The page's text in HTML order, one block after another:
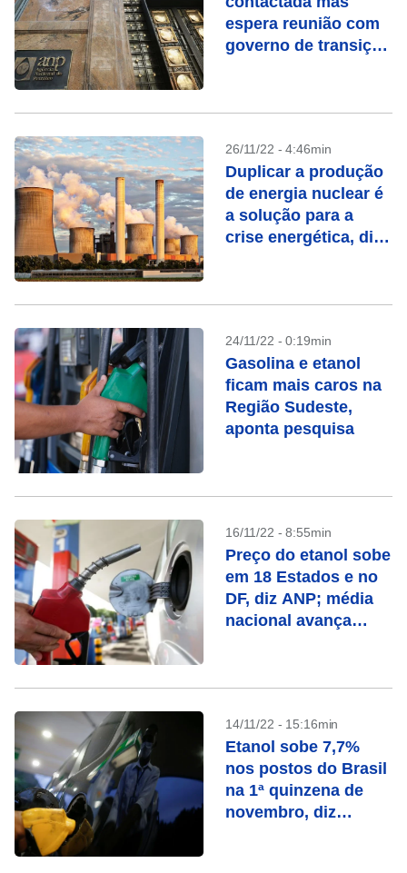
espera reunião com
governo de transição
26/11/22 - 4:46min
Duplicar a produção
de energia nuclear é
a solução para a
crise energética, diz
24/11/22 - 0:19min
Gasolina e etanol
ficam mais caros na
Região Sudeste,
aponta pesquisa
16/11/22 - 8:55min
Preço do etanol sobe
em 18 Estados e no
DF, diz ANP; média
nacional avança
14/11/22 - 15:16min
Etanol sobe 7,7%
nos postos do Brasil
na 1ª quinzena de
novembro, diz